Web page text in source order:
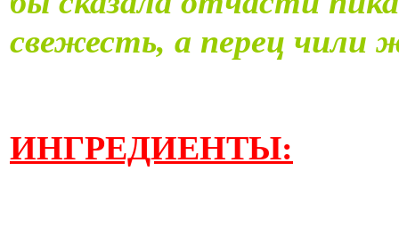
свежесть, а перец чили
ИНГРЕДИЕНТЫ: